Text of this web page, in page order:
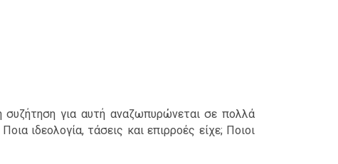
συζήτηση για αυτή αναζωπυρώνεται σε πολλά
ιδεολογία, τάσεις και επιρροές είχε; Ποιοι